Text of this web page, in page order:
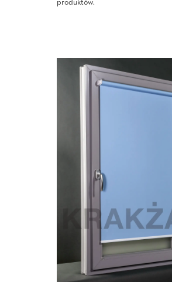
produktów.